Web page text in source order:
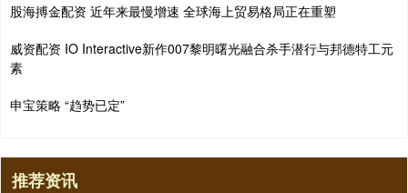
股海搏金配资 近年来最慢增速 全球海上贸易格局正在重塑
威资配资 IO Interactive新作007黎明曙光融合杀手潜行与邦德特工元
素
申宝策略 “趋势已定”
推荐资讯